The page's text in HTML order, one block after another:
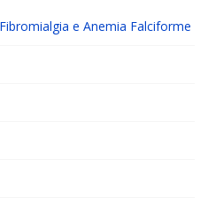
e Anemia Falciforme